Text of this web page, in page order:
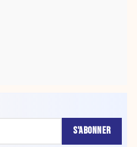
S'ABONNER